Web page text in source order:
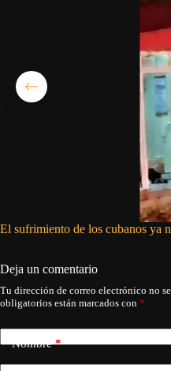
El sufrimiento de los cubanos ya
Deja un comentario
Tu dirección de correo electrónico no
obligatorios están marcados con *
Nombre*